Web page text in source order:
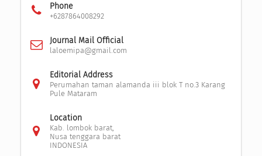
Phone
+6287864008292
Journal Mail Official
laloemipa@gmail.com
Editorial Address
Perumahan taman alamanda iii blok T no.3 Karang
Pule Mataram
Location
Kab. lombok barat,
Nusa tenggara barat
INDONESIA